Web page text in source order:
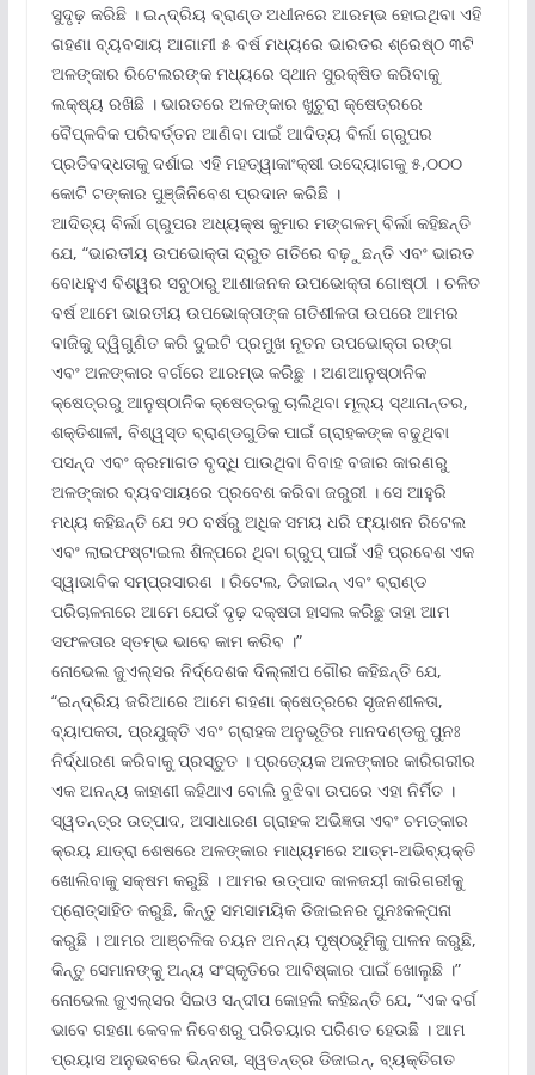
ସୁଦୃଢ଼ କରିଛି । ଇନ୍ଦ୍ରିୟ ବ୍ରାଣ୍ଡ ଅଧୀନରେ ଆରମ୍ଭ ହୋଇଥିବା ଏହି
ଗହଣା ବ୍ୟବସାୟ ଆଗାମୀ ୫ ବର୍ଷ ମଧ୍ୟରେ ଭାରତର ଶ୍ରେଷ୍ଠ ୩ଟି
ଅଳଙ୍କାର ରିଟେଲରଙ୍କ ମଧ୍ୟରେ ସ୍ଥାନ ସୁରକ୍ଷିତ କରିବାକୁ
ଲକ୍ଷ୍ୟ ରଖିଛି । ଭାରତରେ ଅଳଙ୍କାର ଖୁଚୁରା କ୍ଷେତ୍ରରେ
ବୈପ୍ଳବିକ ପରିବର୍ତ୍ତନ ଆଣିବା ପାଇଁ ଆଦିତ୍ୟ ବିର୍ଲା ଗ୍ରୁପର
ପ୍ରତିବଦ୍ଧତାକୁ ଦର୍ଶାଇ ଏହି ମହତ୍ୱାକାଂକ୍ଷୀ ଉଦ୍ୟୋଗକୁ ୫,୦୦୦
କୋଟି ଟଙ୍କାର ପୁଞ୍ଜିନିବେଶ ପ୍ରଦାନ କରିଛି ।
ଆଦିତ୍ୟ ବିର୍ଲା ଗ୍ରୁପର ଅଧ୍ୟକ୍ଷ କୁମାର ମଙ୍ଗଳମ୍ ବିର୍ଲା କହିଛନ୍ତି
ଯେ, “ଭାରତୀୟ ଉପଭୋକ୍ତା ଦ୍ରୁତ ଗତିରେ ବଢ଼ୁଛନ୍ତି ଏବଂ ଭାରତ
ବୋଧହୁଏ ବିଶ୍ୱର ସବୁଠାରୁ ଆଶାଜନକ ଉପଭୋକ୍ତା ଗୋଷ୍ଠୀ । ଚଳିତ
ବର୍ଷ ଆମେ ଭାରତୀୟ ଉପଭୋକ୍ତାଙ୍କ ଗତିଶୀଳତା ଉପରେ ଆମର
ବାଜିକୁ ଦ୍ୱିଗୁଣିତ କରି ଦୁଇଟି ପ୍ରମୁଖ ନୂତନ ଉପଭୋକ୍ତା ରଙ୍ଗ
ଏବଂ ଅଳଙ୍କାର ବର୍ଗରେ ଆରମ୍ଭ କରିଛୁ । ଅଣଆନୁଷ୍ଠାନିକ
କ୍ଷେତ୍ରରୁ ଆନୁଷ୍ଠାନିକ କ୍ଷେତ୍ରକୁ ଚାଲିଥିବା ମୂଲ୍ୟ ସ୍ଥାନାନ୍ତର,
ଶକ୍ତିଶାଳୀ, ବିଶ୍ୱସ୍ତ ବ୍ରାଣ୍ଡଗୁଡିକ ପାଇଁ ଗ୍ରାହକଙ୍କ ବଢୁଥିବା
ପସନ୍ଦ ଏବଂ କ୍ରମାଗତ ବୃଦ୍ଧି ପାଉଥିବା ବିବାହ ବଜାର କାରଣରୁ
ଅଳଙ୍କାର ବ୍ୟବସାୟରେ ପ୍ରବେଶ କରିବା ଜରୁରୀ । ସେ ଆହୁରି
ମଧ୍ୟ କହିଛନ୍ତି ଯେ ୨୦ ବର୍ଷରୁ ଅଧିକ ସମୟ ଧରି ଫ୍ୟାଶନ ରିଟେଲ
ଏବଂ ଲାଇଫଷ୍ଟାଇଲ ଶିଳ୍ପରେ ଥିବା ଗ୍ରୁପ୍ ପାଇଁ ଏହି ପ୍ରବେଶ ଏକ
ସ୍ୱାଭାବିକ ସମ୍ପ୍ରସାରଣ । ରିଟେଲ, ଡିଜାଇନ୍ ଏବଂ ବ୍ରାଣ୍ଡ
ପରିଚାଳନାରେ ଆମେ ଯେଉଁ ଦୃଢ଼ ଦକ୍ଷତା ହାସଲ କରିଛୁ ତାହା ଆମ
ସଫଳତାର ସ୍ତମ୍ଭ ଭାବେ କାମ କରିବ ।”
ନୋଭେଲ ଜୁଏଲ୍ସର ନିର୍ଦ୍ଦେଶକ ଦିଲ୍ଲୀପ ଗୌର କହିଛନ୍ତି ଯେ,
“ଇନ୍ଦ୍ରିୟ ଜରିଆରେ ଆମେ ଗହଣା କ୍ଷେତ୍ରରେ ସୃଜନଶୀଳତା,
ବ୍ୟାପକତା, ପ୍ରଯୁକ୍ତି ଏବଂ ଗ୍ରାହକ ଅନୁଭୂତିର ମାନଦଣ୍ଡକୁ ପୁନଃ
ନିର୍ଦ୍ଧାରଣ କରିବାକୁ ପ୍ରସ୍ତୁତ । ପ୍ରତ୍ୟେକ ଅଳଙ୍କାର କାରିଗରୀର
ଏକ ଅନନ୍ୟ କାହାଣୀ କହିଥାଏ ବୋଲି ବୁଝିବା ଉପରେ ଏହା ନିର୍ମିତ ।
ସ୍ୱତନ୍ତ୍ର ଉତ୍ପାଦ, ଅସାଧାରଣ ଗ୍ରାହକ ଅଭିଜ୍ଞତା ଏବଂ ଚମତ୍କାର
କ୍ରୟ ଯାତ୍ରା ଶେଷରେ ଅଳଙ୍କାର ମାଧ୍ୟମରେ ଆତ୍ମ-ଅଭିବ୍ୟକ୍ତି
ଖୋଲିବାକୁ ସକ୍ଷମ କରୁଛି । ଆମର ଉତ୍ପାଦ କାଳଜୟୀ କାରିଗରୀକୁ
ପ୍ରୋତ୍ସାହିତ କରୁଛି, କିନ୍ତୁ ସମସାମୟିକ ଡିଜାଇନର ପୁନଃକଳ୍ପନା
କରୁଛି । ଆମର ଆଞ୍ଚଳିକ ଚୟନ ଅନନ୍ୟ ପୃଷ୍ଠଭୂମିକୁ ପାଳନ କରୁଛି,
କିନ୍ତୁ ସେମାନଙ୍କୁ ଅନ୍ୟ ସଂସ୍କୃତିରେ ଆବିଷ୍କାର ପାଇଁ ଖୋଲୁଛି ।”
ନୋଭେଲ ଜୁଏଲ୍ସର ସିଇଓ ସନ୍ଦୀପ କୋହଲି କହିଛନ୍ତି ଯେ, “ଏକ ବର୍ଗ
ଭାବେ ଗହଣା କେବଳ ନିବେଶରୁ ପରିଚୟାର ପରିଣତ ହେଉଛି । ଆମ
ପ୍ରୟାସ ଅନୁଭବରେ ଭିନ୍ନତା, ସ୍ୱତନ୍ତ୍ର ଡିଜାଇନ୍‌, ବ୍ୟକ୍ତିଗତ